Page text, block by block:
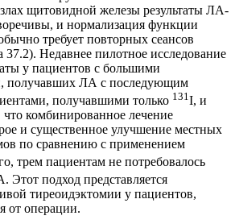
щитовидной железы результаты ЛА-
и нормализация функции
требует повторных сеансов
Недавнее пилотное исследование
у пациентов с большими
получавших ЛА с последующим
получавшими только 131 I, и
комбинированное лечение
и существенное улучшение местных
по сравнению с применением
трем пациентам не потребовалось
Этот подход представляется
тиреоидэктомии у пациентов,
от операции.